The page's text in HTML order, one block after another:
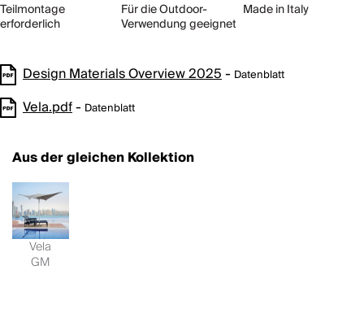
Teilmontage
erforderlich
Für die Outdoor-
Verwendung geeignet
Made in Italy
Design Materials Overview 2025- Datenblatt
Vela.pdf- Datenblatt
Aus der gleichen Kollektion
Vela
GM